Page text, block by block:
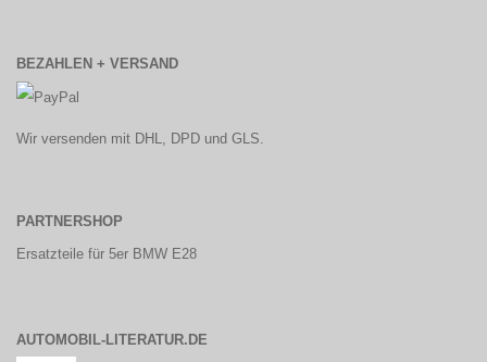
BEZAHLEN + VERSAND
Wir versenden mit DHL, DPD und GLS.
PARTNERSHOP
Ersatzteile für 5er BMW E28
AUTOMOBIL-LITERATUR.DE